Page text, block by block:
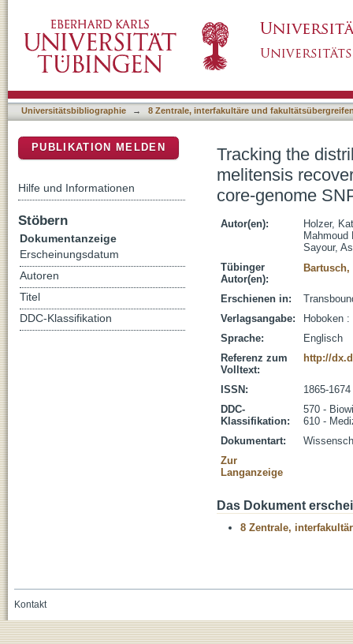
humans and animals in Egypt based on
Universitätsbibliographie → 8 Zentrale, interfakultäre und
Tracking the
melitensis
core-genome
Autor(en):
Holzer,
Mahmoud
Sayour,
Tübinger
Autor(en):
Bartusch,
Erschienen in:
Verlagsangabe:
Hoboken
Sprache:
Englisch
Referenz zum
Volltext:
http://
ISSN:
1865-1674
DDC-
Klassifikation:
570 -
610 -
Dokumentart:
Zur
Langanzeige
Das Dokument
8 Zentrale,
PUBLIKATION MELDEN
Hilfe und Informationen
Stöbern
Dokumentanzeige
Erscheinungsdatum
Autoren
Titel
DDC-Klassifikation
Kontakt